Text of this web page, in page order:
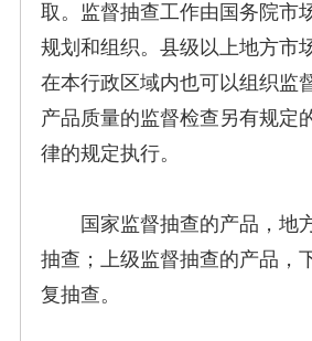
取。监督抽查工作由国务院市
规划和组织。县级以上地方市
在本行政区域内也可以组织监
产品质量的监督检查另有规定
律的规定执行。
国家监督抽查的产品，地
抽查；上级监督抽查的产品，
复抽查。